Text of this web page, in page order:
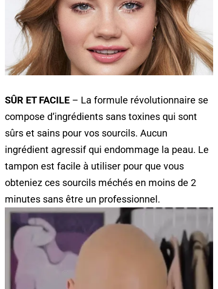
SÛR ET FACILE – La formule révolutionnaire se
compose d’ingrédients sans toxines qui sont
sûrs et sains pour vos sourcils. Aucun
ingrédient agressif qui endommage la peau. Le
tampon est facile à utiliser pour que vous
obteniez ces sourcils méchés en moins de 2
minutes sans être un professionnel.